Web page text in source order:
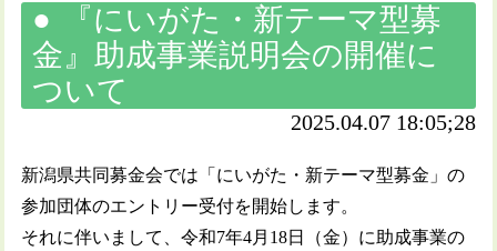
『にいがた・新テーマ型募
金』助成事業説明会の開催に
ついて
2025.04.07 18:05;28
新潟県共同募金会では「にいがた・新テーマ型募金」の
参加団体のエントリー受付を開始します。
それに伴いまして、令和7年4月18日（金）に助成事業の